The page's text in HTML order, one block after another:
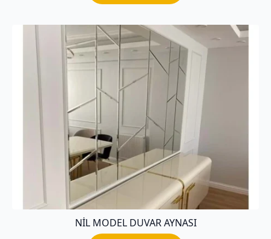
NIL MODEL DUVAR AYNASI